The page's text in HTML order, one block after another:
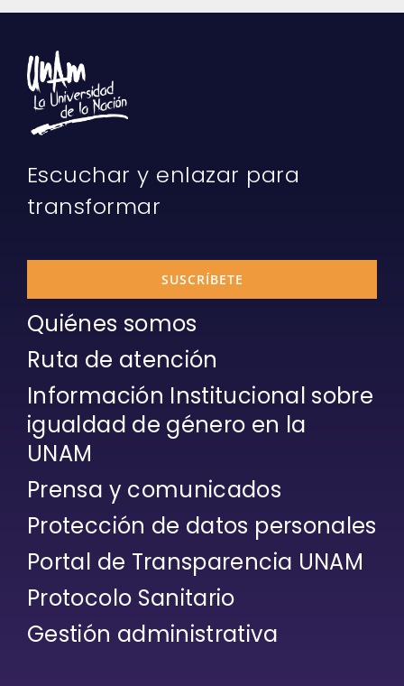
Escuchar y enlazar para
transformar
SUSCRÍBETE
Quiénes somos
Ruta de atención
Información Institucional sobre
igualdad de género en la
UNAM
Prensa y comunicados
Protección de datos personales
Portal de Transparencia UNAM
Protocolo Sanitario
Gestión administrativa